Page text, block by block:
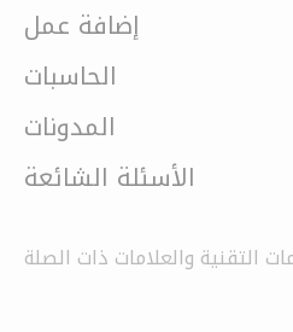
إضافة عمل
الحاسبات
المدونات
الأسئلة الشائعة
التقنية والعلامات ذات الصلة